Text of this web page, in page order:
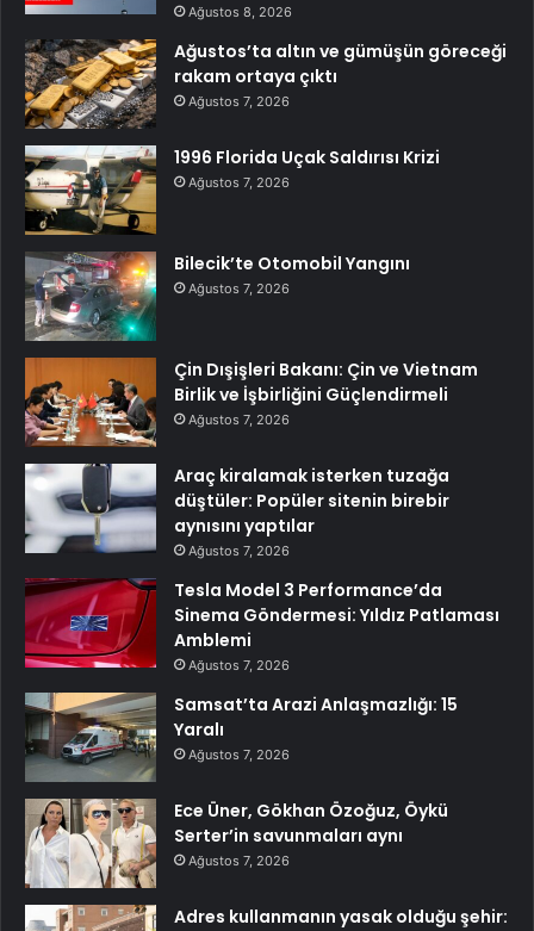
Ağustos 8, 2026
Ağustos’ta altın ve gümüşün göreceği
rakam ortaya çıktı
Ağustos 7, 2026
1996 Florida Uçak Saldırısı Krizi
Ağustos 7, 2026
Bilecik’te Otomobil Yangını
Ağustos 7, 2026
Çin Dışişleri Bakanı: Çin ve Vietnam
Birlik ve İşbirliğini Güçlendirmeli
Ağustos 7, 2026
Araç kiralamak isterken tuzağa
düştüler: Popüler sitenin birebir
aynısını yaptılar
Ağustos 7, 2026
Tesla Model 3 Performance’da
Sinema Göndermesi: Yıldız Patlaması
Amblemi
Ağustos 7, 2026
Samsat’ta Arazi Anlaşmazlığı: 15
Yaralı
Ağustos 7, 2026
Ece Üner, Gökhan Özoğuz, Öykü
Serter’in savunmaları aynı
Ağustos 7, 2026
Adres kullanmanın yasak olduğu şehir: